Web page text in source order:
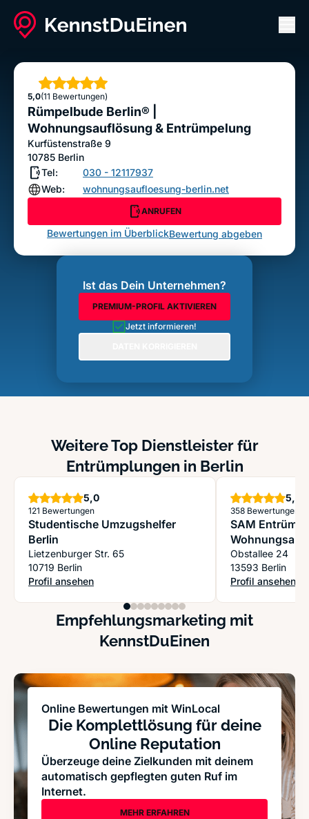
Rümpelbude Berlin® | Wohnungsauflösung &
Entrümpelung
Bewertung abgeben
5,0
Sterne
(11 Bewertungen)
Rümpelbude Berlin® |
Wohnungsauflösung & Entrümpelung
Kurfüstenstraße 9
10785 Berlin
Tel:
030 - 12117937
Web:
wohnungsaufloesung-berlin.net
ANRUFEN
Bewertungen im ÜberblickBewertung abgeben
Ist das Dein Unternehmen?
PREMIUM-PROFIL AKTIVIEREN
Jetzt informieren!
Weitere Top Dienstleister für
Entrümplungen in Berlin
5,0Sterne
121 Bewertungen
Studentische Umzugshelfer
Berlin
Lietzenburger Str. 65
10719 Berlin
Profil ansehen
: Studentische Umzugshelfer Berlin
5,0
358 Bewertungen
SAM
& Transport
Obstallee 24
13593 Berlin
Profil ansehen
: SAM
Empfehlungsmarketing mit
KennstDuEinen
Online Bewertungen mit WinLocal
Die Komplettlösung für deine
Online Reputation
Überzeuge deine Zielkunden mit deinem
automatisch gepflegten guten Ruf im
Internet.
MEHR ERFAHREN